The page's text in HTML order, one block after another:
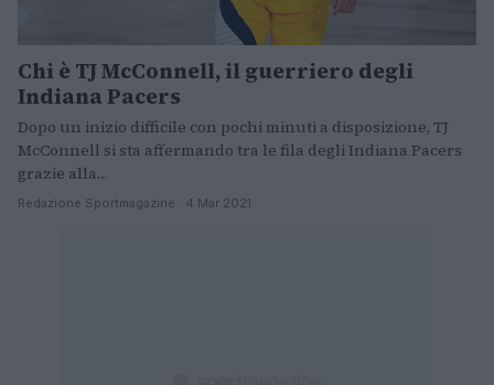
Chi è TJ McConnell, il guerriero degli
Indiana Pacers
Dopo un inizio difficile con pochi minuti a disposizione, TJ
McConnell si sta affermando tra le fila degli Indiana Pacers
grazie alla…
Redazione Sportmagazine · 4 Mar 2021